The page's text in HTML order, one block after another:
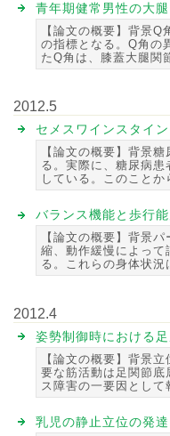
青年期健常男性の大
【論文の概要】背景
の指標となる。Q角の
たQ角は、膝蓋大腿関
2012.5
セメスワインスタイ
【論文の概要】背景
る。実際に、糖尿病
している。このこと
バランス機能と歩行
【論文の概要】背景
縮、動作緩慢によっ
る。これらの身体状
2012.4
姿勢制御時における
【論文の概要】背景
要な筋活動は足関節
ス障害の一要因とし
乳児の静止立位の発